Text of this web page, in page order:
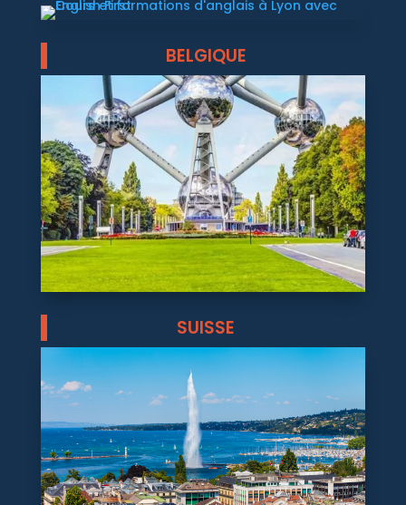
BELGIQUE
SUISSE